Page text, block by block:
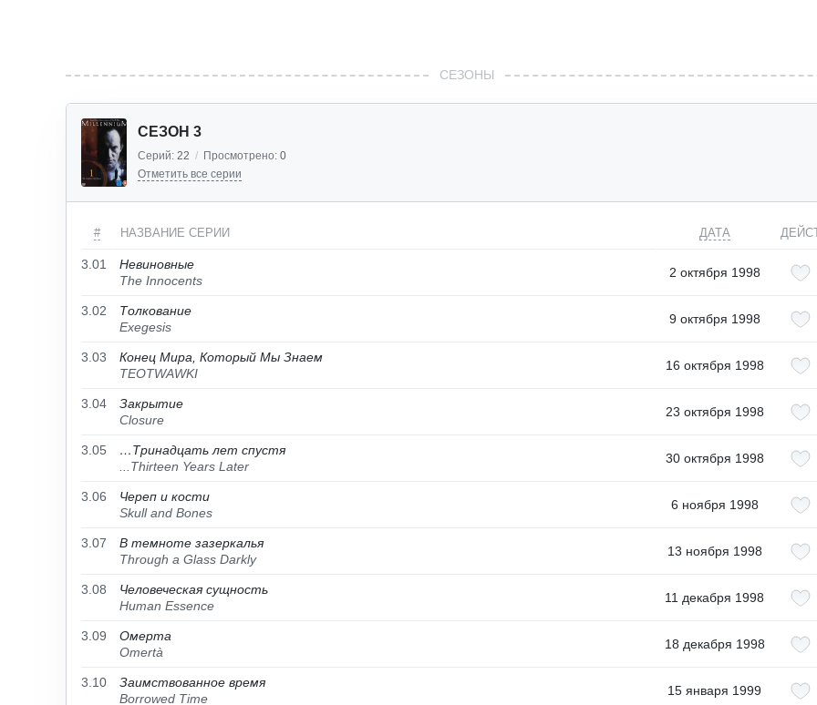
СЕЗОНЫ
СЕЗОН 3
Серий: 22 / Просмотрено: 0
Отметить все серии
# НАЗВАНИЕ СЕРИИ ДАТА
3.01
Невиновные
The Innocents
2 октября 1998
3.02
Толкование
Exegesis
9 октября 1998
3.03
Конец Мира, Который Мы Знаем
TEOTWAWKI
16 октября 1998
3.04
Закрытие
Closure
23 октября 1998
3.05
…Тринадцать лет спустя
...Thirteen Years Later
30 октября 1998
3.06
Череп и кости
Skull and Bones
6 ноября 1998
3.07
В темноте зазеркалья
Through a Glass Darkly
13 ноября 1998
3.08
Человеческая сущность
Human Essence
11 декабря 1998
3.09
Омерта
Omertà
18 декабря 1998
3.10
Заимствованное время
Borrowed Time
15 января 1999